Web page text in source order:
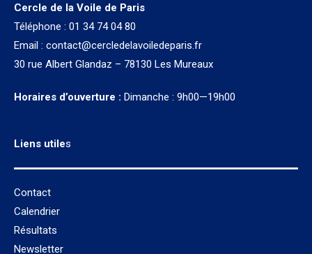
Cercle de la Voile de Paris
Téléphone : 01 34 74 04 80
Email : contact@cercledelavoiledeparis.fr
30 rue Albert Glandaz – 78130 Les Mureaux
Horaires d’ouverture : Dimanche : 9h00—19h00
Liens utiles
Contact
Calendrier
Résultats
Newsletter